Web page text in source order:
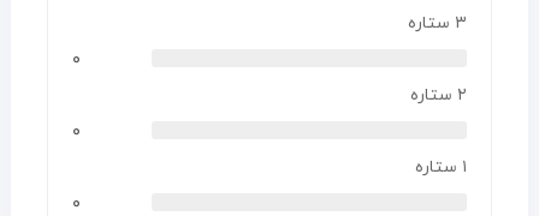
۳ ستاره
۰
۲ ستاره
۰
۱ ستاره
۰